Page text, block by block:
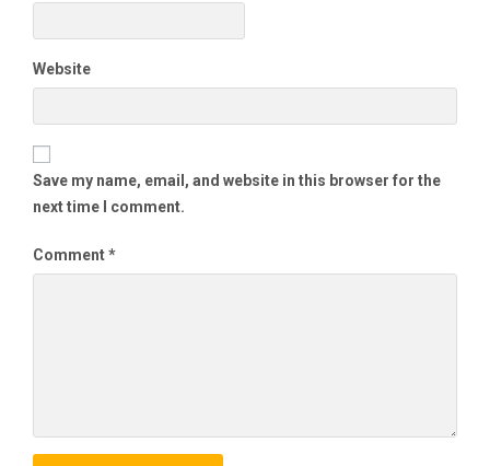
Website
Save my name, email, and website in this browser for the
next time I comment.
Comment*